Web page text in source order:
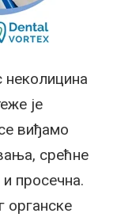
неколицина
је
виђамо
срећне
просечна.
органске